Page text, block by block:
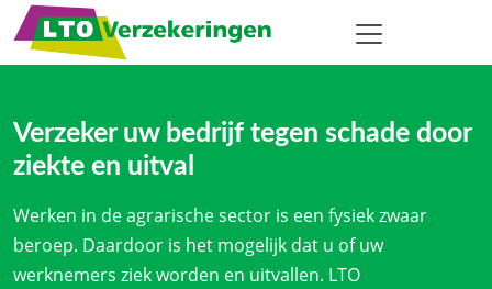
Verzeker uw bedrijf tegen schade door
ziekte en uitval
Werken in de agrarische sector is een fysiek zwaar
beroep. Daardoor is het mogelijk dat u of uw
werknemers ziek worden en uitvallen. LTO